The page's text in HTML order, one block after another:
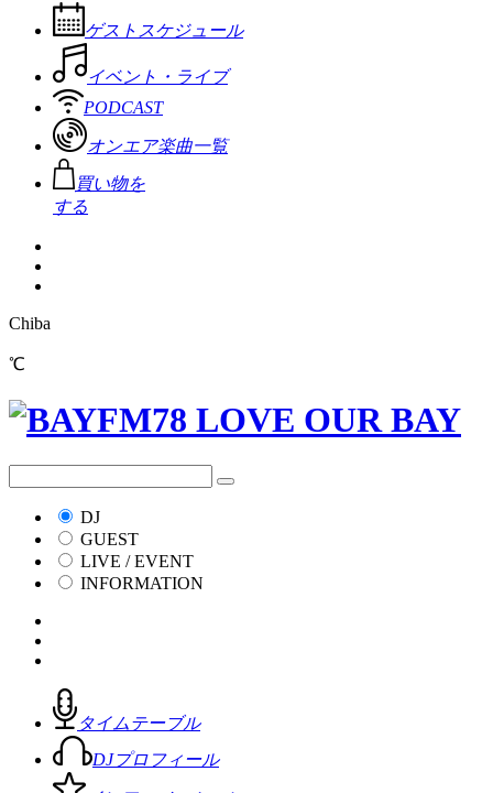
ゲストスケジュール
イベント・ライブ
PODCAST
オンエア楽曲一覧
買い物を
する
Chiba
℃
DJ
GUEST
LIVE / EVENT
INFORMATION
タイムテーブル
DJプロフィール